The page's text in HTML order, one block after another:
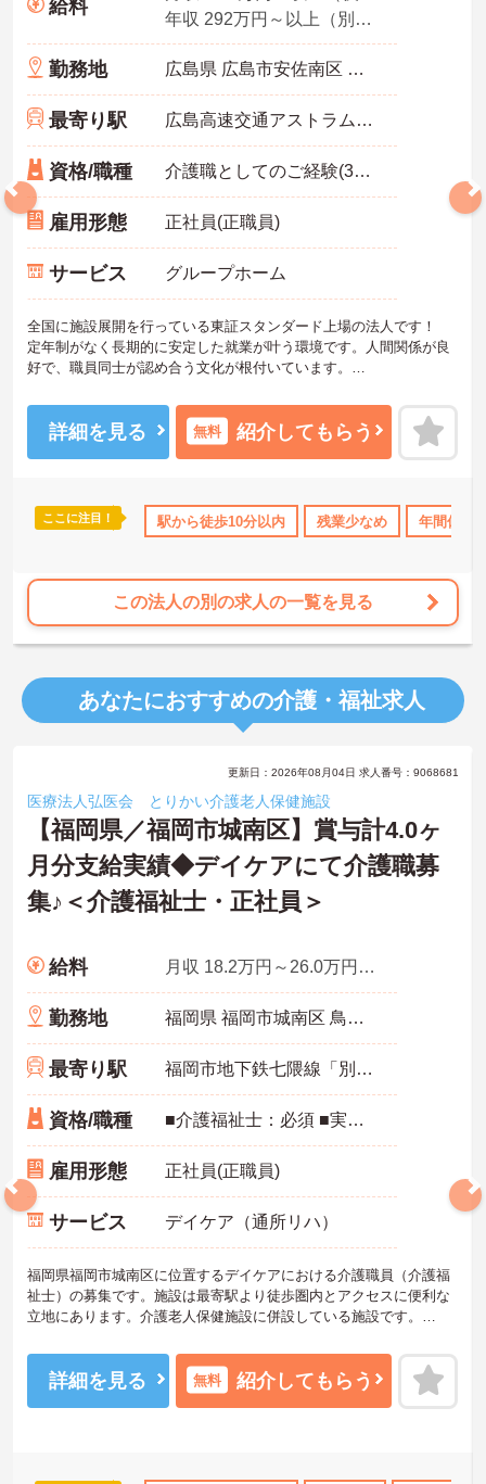
・賞与あり 社会保険完備 交通費支給 退職金制度あり
給料
年収 292万円～以上（別途賞与付与）
勤務地 広島県 広島市安佐南区 伴東7-59-11
最寄り駅 広島高速交通アストラムライン「大原(広島)駅」徒歩1分
資格/職種 介護職としてのご経験(3年以上)あれ尚可
雇用形態 正社員(正職員)
サービス グループホーム
全国に施設展開を行っている東証スタンダード上場の法人です！
定年制がなく長期的に安定した就業が叶う環境です。人間関係が良
好で、職員同士が認め合う文化が根付いています。
しますのでお気軽にご相談ください！
詳細を見る 無料 紹介してもらう
ここに注目！ 駅から徒歩10分以内 残業少なめ 年間休日
この法人の別の求人の一覧を見る
あなたにおすすめの介護・福祉求人
更新日：2026年08月04日 求人番号：9068681
医療法人弘医会 とりかい介護老人保健施設
【福岡県／福岡市城南区】賞与計4.0ヶ
月分支給実績◆デイケアにて介護職募
集♪＜介護福祉士・正社員＞
給料 月収 18.2万円～26.0万円程度 ※諸手当込み
勤務地 福岡県 福岡市城南区 鳥飼6‐3‐7
最寄り駅 福岡市地下鉄七隈線「別府(福岡)駅」徒歩5分
資格/職種 ■介護福祉士：必須 ■実務経験：必須 ■普通自動車運転免許：必須
雇用形態 正社員(正職員)
サービス デイケア（通所リハ）
福岡県福岡市城南区に位置するデイケアにおける介護職員（介護福
祉士）の募集です。施設は最寄駅より徒歩圏内とアクセスに便利な
立地にあります。介護老人保健施設に併設している施設です。
境です。賞与は計4.0ヶ月分の支給実績があり、頑張りがきちんと評
価される職場です。
ご興味のある方には、面接対策ポイントなど、さらに詳細をご案内
詳細を見る 無料 紹介してもらう